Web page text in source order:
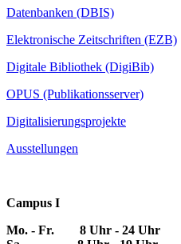
Datenbanken (DBIS)
Elektronische Zeitschriften (EZB)
Digitale Bibliothek (DigiBib)
OPUS (Publikationsserver)
Digitalisierungsprojekte
Ausstellungen
Campus I
Mo. - Fr. 8 Uhr - 24 Uhr